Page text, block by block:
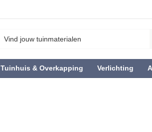
Tuinhuis & Overkapping Verlichting